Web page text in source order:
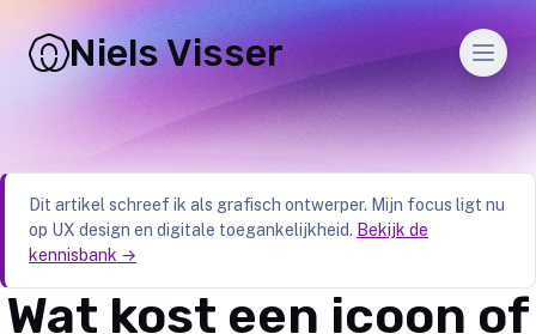
Niels Visser
Dit artikel schreef ik als grafisch ontwerper. Mijn focus ligt nu
op UX design en digitale toegankelijkheid. Bekijk de
kennisbank →
Wat kost een icoon of